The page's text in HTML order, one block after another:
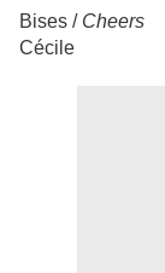
Bises / Cheers
Cécile